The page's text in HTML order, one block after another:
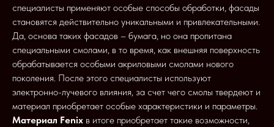
специалисты применяют особые способы обработки, фасады
становятся действительно уникальными и привлекательными.
Да, основа таких фасадов – бумага, но она пропитана
специальными смолами, в то время, как внешняя поверхность
обрабатывается особыми акриловыми смолами нового
поколения. После этого специалисты используют
электронно-лучевого влияния, за счет чего смолы твердеют и
материал приобретает особые характеристики и параметры.
Материал Fenix в итоге приобретает такие возможности,